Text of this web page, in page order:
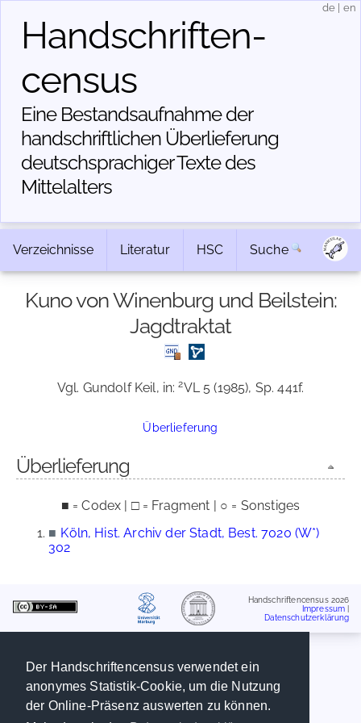
Der Handschriftencensus verwendet ein
anonymes Statistik-Cookie, um die Nutzung
der Online-Präsenz auswerten zu können.
Handschriften­
census
Eine Bestandsaufnahme der
handschriftlichen Über­lieferung
deutschsprachiger Texte des
Mittelalters
de en
Verzeichnisse Literatur HSC Suche
Kuno von Winenburg und Beilstein:
Jagdtraktat
Vgl. Gundolf Keil, in:2VL 5 (1985), Sp. 441f.
Überlieferung
Überlieferung
■ = Codex | □ = Fragment | ○ = Sonstiges
■ Köln, Hist. Archiv der Stadt, Best. 7020 (W*)
302
Handschriftencensus 2026
Impressum
Datenschutzerklärung